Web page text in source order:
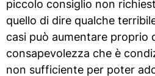
piccolo consiglio non
quello di dire qualche
casi può aumentare proprio
consapevolezza che è
non sufficiente per poter